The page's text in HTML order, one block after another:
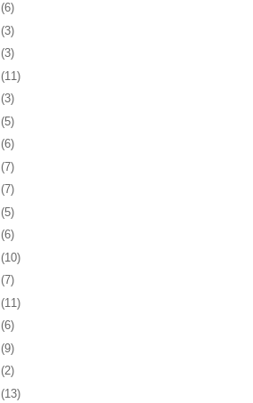
(6)
(3)
(3)
(11)
(3)
(5)
(6)
(7)
(7)
(5)
(6)
(10)
(7)
(11)
(6)
(9)
(2)
(13)